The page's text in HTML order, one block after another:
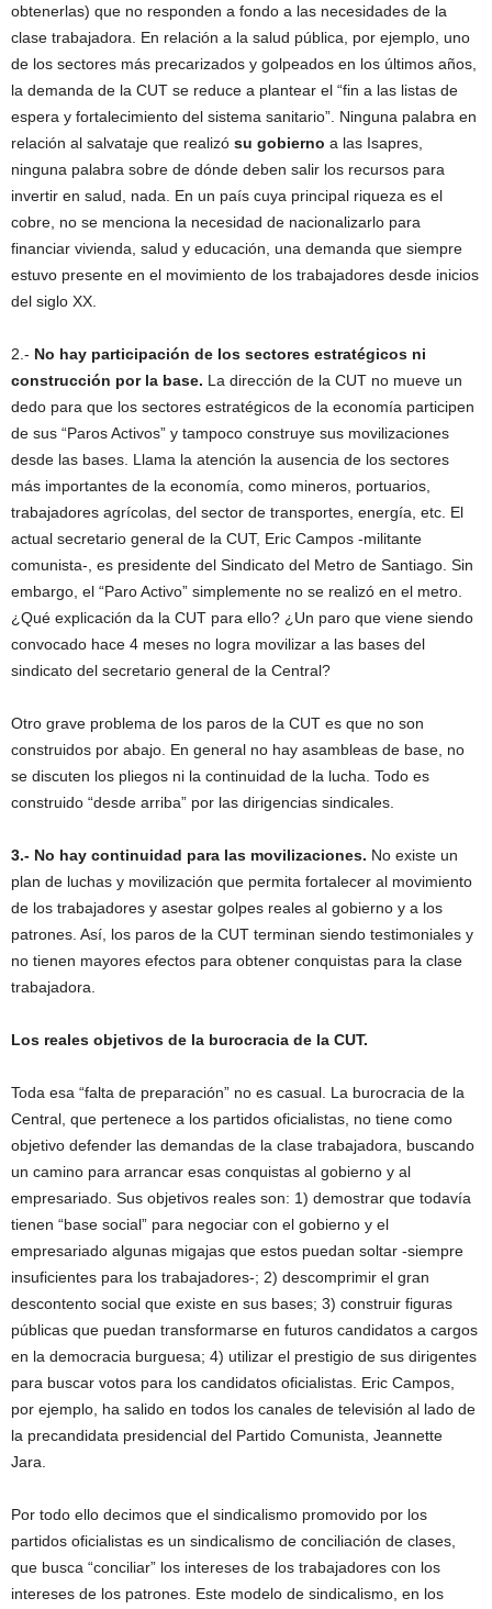
obtenerlas) que no responden a fondo a las necesidades de la
clase trabajadora. En relación a la salud pública, por ejemplo, uno
de los sectores más precarizados y golpeados en los últimos años,
la demanda de la CUT se reduce a plantear el “fin a las listas de
espera y fortalecimiento del sistema sanitario”. Ninguna palabra en
relación al salvataje que realizó su gobierno a las Isapres,
ninguna palabra sobre de dónde deben salir los recursos para
invertir en salud, nada. En un país cuya principal riqueza es el
cobre, no se menciona la necesidad de nacionalizarlo para
financiar vivienda, salud y educación, una demanda que siempre
estuvo presente en el movimiento de los trabajadores desde inicios
del siglo XX.
2.- No hay participación de los sectores estratégicos ni
construcción por la base. La dirección de la CUT no mueve un
dedo para que los sectores estratégicos de la economía participen
de sus “Paros Activos” y tampoco construye sus movilizaciones
desde las bases. Llama la atención la ausencia de los sectores
más importantes de la economía, como mineros, portuarios,
trabajadores agrícolas, del sector de transportes, energía, etc. El
actual secretario general de la CUT, Eric Campos -militante
comunista-, es presidente del Sindicato del Metro de Santiago. Sin
embargo, el “Paro Activo” simplemente no se realizó en el metro.
¿Qué explicación da la CUT para ello? ¿Un paro que viene siendo
convocado hace 4 meses no logra movilizar a las bases del
sindicato del secretario general de la Central?
Otro grave problema de los paros de la CUT es que no son
construidos por abajo. En general no hay asambleas de base, no
se discuten los pliegos ni la continuidad de la lucha. Todo es
construido “desde arriba” por las dirigencias sindicales.
3.- No hay continuidad para las movilizaciones. No existe un
plan de luchas y movilización que permita fortalecer al movimiento
de los trabajadores y asestar golpes reales al gobierno y a los
patrones. Así, los paros de la CUT terminan siendo testimoniales y
no tienen mayores efectos para obtener conquistas para la clase
trabajadora.
Los reales objetivos de la burocracia de la CUT.
Toda esa “falta de preparación” no es casual. La burocracia de la
Central, que pertenece a los partidos oficialistas, no tiene como
objetivo defender las demandas de la clase trabajadora, buscando
un camino para arrancar esas conquistas al gobierno y al
empresariado. Sus objetivos reales son: 1) demostrar que todavía
tienen “base social” para negociar con el gobierno y el
empresariado algunas migajas que estos puedan soltar -siempre
insuficientes para los trabajadores-; 2) descomprimir el gran
descontento social que existe en sus bases; 3) construir figuras
públicas que puedan transformarse en futuros candidatos a cargos
en la democracia burguesa; 4) utilizar el prestigio de sus dirigentes
para buscar votos para los candidatos oficialistas. Eric Campos,
por ejemplo, ha salido en todos los canales de televisión al lado de
la precandidata presidencial del Partido Comunista, Jeannette
Jara.
Por todo ello decimos que el sindicalismo promovido por los
partidos oficialistas es un sindicalismo de conciliación de clases,
que busca “conciliar” los intereses de los trabajadores con los
intereses de los patrones. Este modelo de sindicalismo, en los